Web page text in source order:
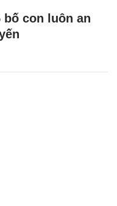
bố con luôn an